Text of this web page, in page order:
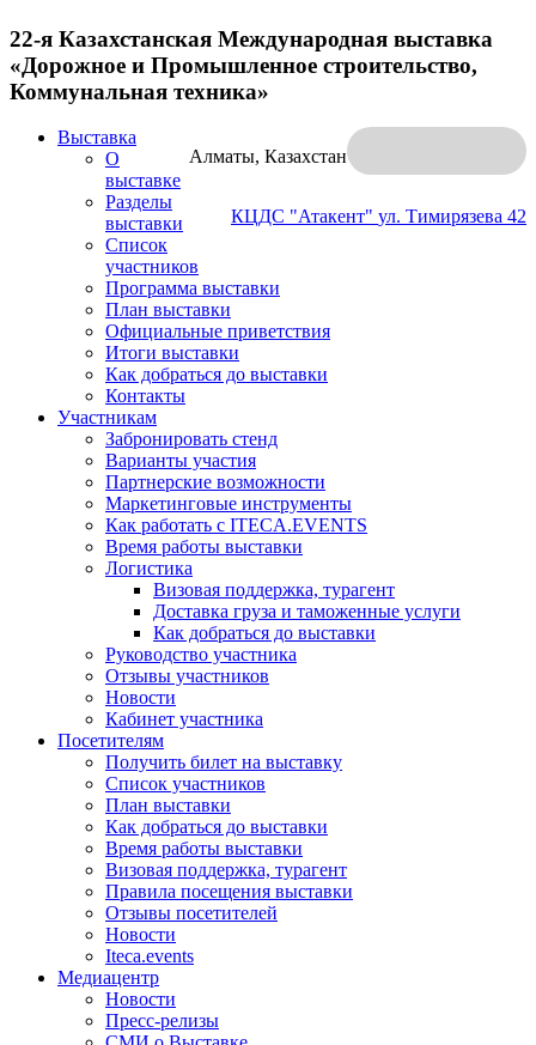
22-я Казахстанская Международная выставка
«Дорожное и Промышленное строительство,
Коммунальная техника»
Алматы, Казахстан
КЦДС "Атакент" ул. Тимирязева 42
Выставка
О
выставке
Разделы
выставки
Список
участников
Программа выставки
План выставки
Официальные приветствия
Итоги выставки
Как добраться до выставки
Контакты
Участникам
Забронировать стенд
Варианты участия
Партнерские возможности
Маркетинговые инструменты
Как работать с ITECA.EVENTS
Время работы выставки
Логистика
Визовая поддержка, турагент
Доставка груза и таможенные услуги
Как добраться до выставки
Руководство участника
Отзывы участников
Новости
Кабинет участника
Посетителям
Получить билет на выставку
Список участников
План выставки
Как добраться до выставки
Время работы выставки
Визовая поддержка, турагент
Правила посещения выставки
Отзывы посетителей
Новости
Iteca.events
Медиацентр
Новости
Пресс-релизы